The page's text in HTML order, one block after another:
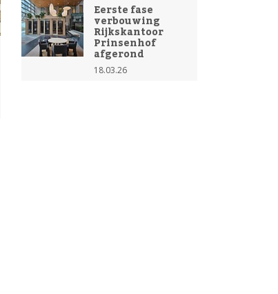
Eerste fase
verbouwing
Rijkskantoor
Prinsenhof
afgerond
18.03.26